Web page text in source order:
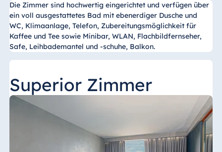
Die Zimmer sind hochwertig eingerichtet und verfügen über
ein voll ausgestattetes Bad mit ebenerdiger Dusche und
WC, Klimaanlage, Telefon, Zubereitungsmöglichkeit für
Kaffee und Tee sowie Minibar, WLAN, Flachbildfernseher,
Safe, Leihbademantel und -schuhe, Balkon.
Superior Zimmer